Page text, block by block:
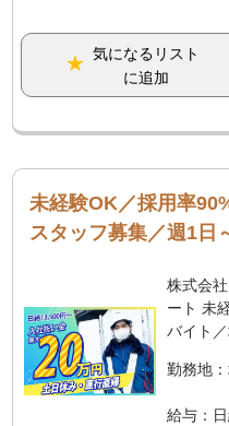
気になるリスト
に追加
未経験OK／採用率
スタッフ募集／週1日
株式会
ート 未
バイト／
勤務地
給与：